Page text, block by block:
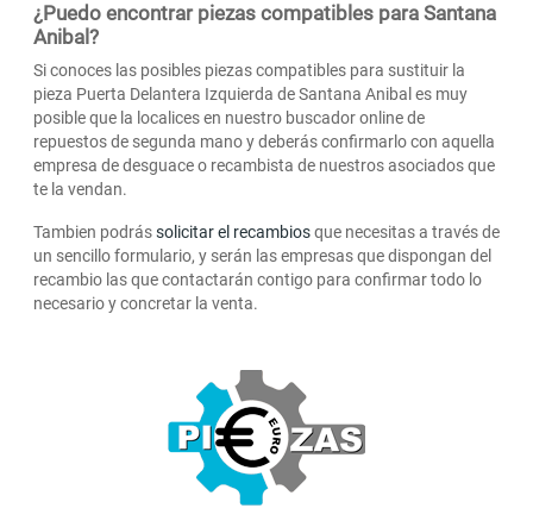
¿Puedo encontrar piezas compatibles para Santana
Anibal?
Si conoces las posibles piezas compatibles para sustituir la
pieza Puerta Delantera Izquierda de Santana Anibal es muy
posible que la localices en nuestro buscador online de
repuestos de segunda mano y deberás confirmarlo con aquella
empresa de desguace o recambista de nuestros asociados que
te la vendan.
Tambien podrássolicitar el recambiosque necesitas a través de
un sencillo formulario, y serán las empresas que dispongan del
recambio las que contactarán contigo para confirmar todo lo
necesario y concretar la venta.